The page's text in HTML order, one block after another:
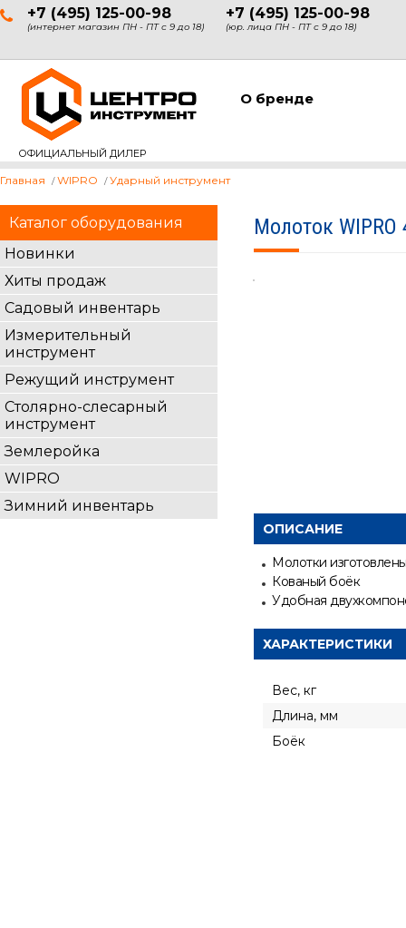
+7 (495) 125-00-98
(интернет магазин ПН - ПТ с 9 до 18)
+7 (495) 125-00-98
(юр. лица ПН - ПТ с 9 до 18)
ОФИЦИАЛЬНЫЙ ДИЛЕР
О бренде
Каталог оборудования
Новинки
Хиты продаж
Садовый инвентарь
Измерительный
инструмент
Режущий инструмент
Столярно-слесарный
инструмент
Землеройка
WIPRO
Зимний инвентарь
Главная WIPRO Ударный инструмент
Молоток
ОПИСАНИЕ
Молотки
Кованый боёк
Удобная
ХАРАКТЕРИСТИКИ
Вес, кг
Длина, мм
Боёк